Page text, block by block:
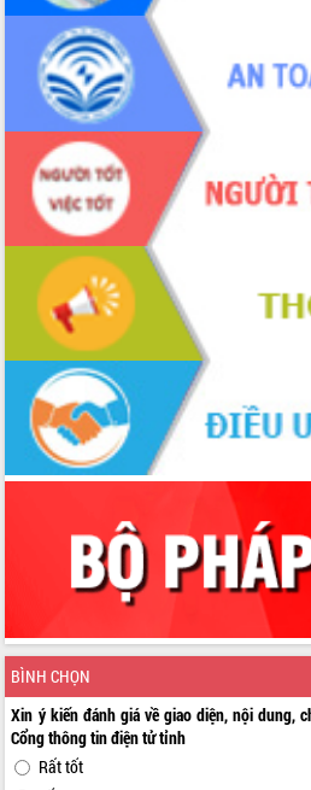
BÌNH CHỌN
Xin ý kiến đánh giá về giao diện, nội dung,
Cổng thông tin điện tử tỉnh
Rất tốt